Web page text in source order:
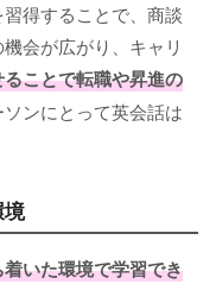
得することで、商談
会が広がり、キャリ
ことで転職や昇進の
ンにとって英会話は
いた環境で学習でき